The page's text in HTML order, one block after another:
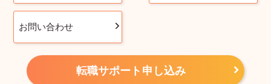
お問い合わせ
転職サポート申し込み